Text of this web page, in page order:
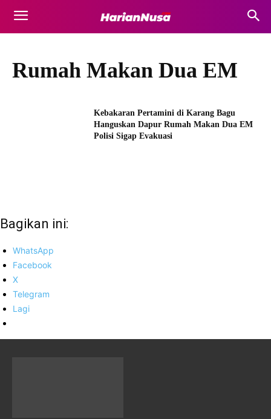
Rumah Makan Dua EM
Kebakaran Pertamini di Karang Bagu
Hanguskan Dapur Rumah Makan Dua EM
Polisi Sigap Evakuasi
Bagikan ini:
WhatsApp
Facebook
X
Telegram
Lagi